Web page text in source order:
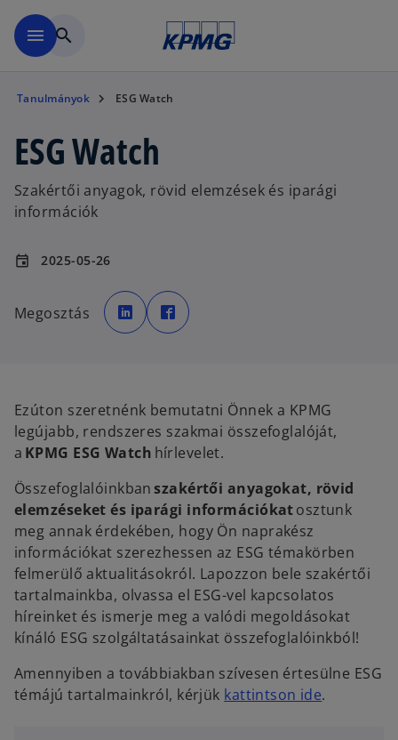
menu search
Tanulmányok ESG Watch
ESG Watch
Szakértői anyagok, rövid elemzések és iparági
információk
event 2025-05-26
Megosztás
o
p
e
n
w
t
b
p
e
t
a
b
Ezúton szeretnénk bemutatni Önnek a KPMG
legújabb, rendszeres szakmai összefoglalóját,
a KPMG ESG Watch hírlevelet.
Összefoglalóinkbanszakértői anyagokat, rövid
elemzéseket és iparági információkatosztunk
meg annak érdekében, hogy Ön naprakész
információkat szerezhessen az ESG témakörben
felmerülő aktualitásokról. Lapozzon bele szakértői
tartalmainkba, olvassa el ESG-vel kapcsolatos
híreinket és ismerje meg a valódi megoldásokat
kínáló ESG szolgáltatásainkat összefoglalóinkból!
Amennyiben a továbbiakban szívesen értesülne ESG
témájú tartalmainkról, kérjük kattintson ideo.